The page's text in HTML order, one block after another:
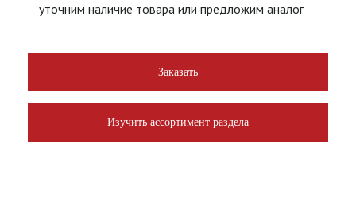
уточним наличие товара или предложим аналог
Заказать
Изучить ассортимент раздела